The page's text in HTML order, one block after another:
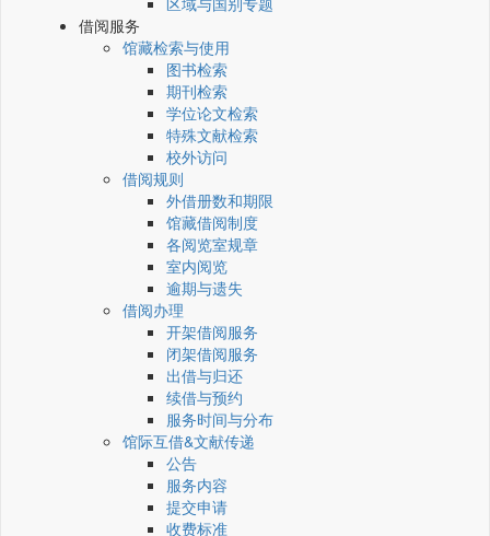
借阅服务
馆藏检索与使用
图书检索
期刊检索
学位论文检索
特殊文献检索
校外访问
借阅规则
外借册数和期限
馆藏借阅制度
各阅览室规章
室内阅览
逾期与遗失
借阅办理
开架借阅服务
闭架借阅服务
出借与归还
续借与预约
服务时间与分布
馆际互借&文献传递
公告
服务内容
提交申请
收费标准